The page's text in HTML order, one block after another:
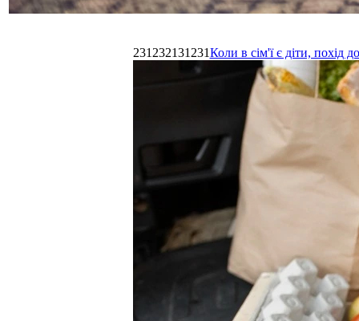
231232131231Коли в сім'ї є діти,